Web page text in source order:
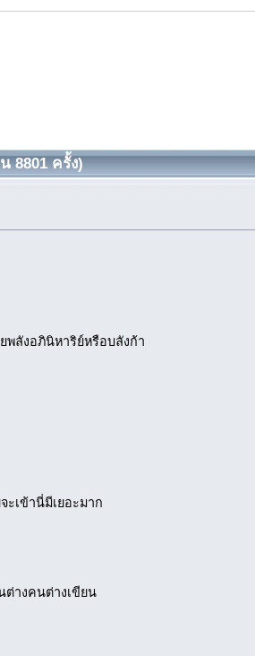
8801 ครั้ง)
พลังอภินิหาริย์หรือบลังก้า
ะเข้านี่มีเยอะมาก
ต่างคนต่างเขียน